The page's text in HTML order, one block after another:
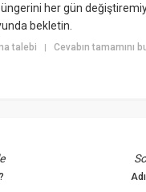
her gün
bekletin.
talebi |Cevabın tamamını